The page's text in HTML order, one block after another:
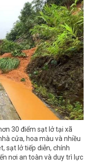
30 điểm sạt lở tại xã
cửa, hoa màu và nhiều
sạt lở tiếp diễn, chính
nơi an toàn và duy trì lực